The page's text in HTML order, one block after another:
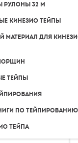
рулоны 32 м
кинезио тейпы
материал для
тейпы
по тейпированию
тейпа